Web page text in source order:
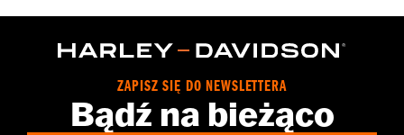
d.com/warrantyfor full details
Imported
ZAPISZ SIĘ DO NEWSLETTERA
Bądź na bieżąco